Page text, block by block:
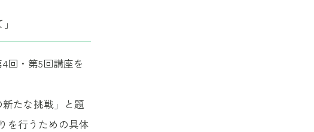
回・第5回講座を
たな挑戦」と題
を行うための具体